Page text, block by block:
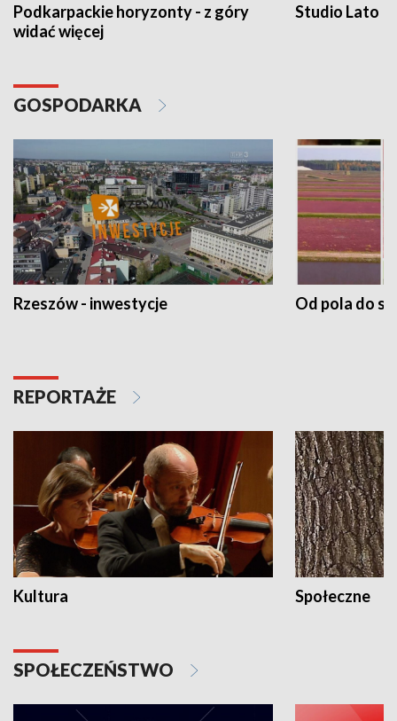
Podkarpackie horyzonty - z góry
widać więcej
Studio Lato
GOSPODARKA
Rzeszów - inwestycje Od pola do
REPORTAŻE
Kultura Społeczne
SPOŁECZEŃSTWO